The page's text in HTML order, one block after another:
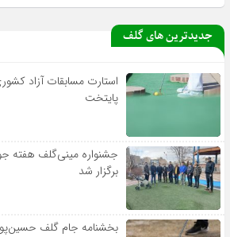
جدیدترین های گلف
استارت مسابقات آزاد
پایتخت
جشنواره مینی‌گلف هفته
برگزار شد
بخشنامه جام گلف